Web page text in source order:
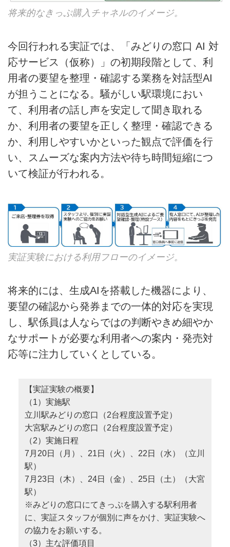
将来的なきっぷ購入チャネルのイメージ。
今回行われる実証では、「みどりの窓口 AI 対
応サービス（仮称）」の初期段階として、利
用者の要望を整理・確認する業務を対話型AI
が担うことになる。騒がしい駅環境におい
て、利用者の話し声を安定して聞き取れる
か、利用者の要望を正しく整理・確認できる
か、利用しやすいかといった観点で評価を行
い、スムーズな案内方法や待ち時間短縮につ
いて検証が行われる。
実証実験における利用フローのイメージ。
将来的には、生成AIを搭載した機器により、
要望の確認から発券までの一体的対応を実現
し、駅係員は人ならではの判断やきめ細やか
なサポートが必要な利用者への案内・発売対
応等に注力していくとしている。
【実証実験の概要】
（1）実施駅
立川駅みどりの窓口（2台程度設置予定）
大宮駅みどりの窓口（2台程度設置予定）
（2）実施日程
7月20日（月）、21日（火）、22日（水）（立川
駅）
7月23日（木）、24日（金）、25日（土）（大宮
駅）
※みどりの窓口にてきっぷを購入する駅利用者
に、実証スタッフが個別に声をかけ、実証実験へ
の協力をお願いする。
（3）主な評価項目